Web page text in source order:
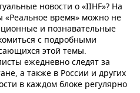
новости о «IIHF»? На
«Реальное время» можно не
и познавательные
с подробными
этой темы.
ежедневно следят за
а также в России и других
в каждом блоке регулярно